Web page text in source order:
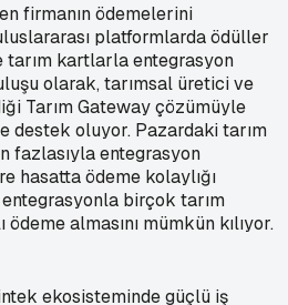
firmanın ödemelerini
platformlarda ödüller
kartlarla entegrasyon
olarak, tarımsal üretici ve
Tarım Gateway çözümüyle
destek oluyor. Pazardaki tarım
fazlasıyla entegrasyon
hasatta ödeme kolaylığı
birçok tarım
ödeme almasını mümkün kılıyor.